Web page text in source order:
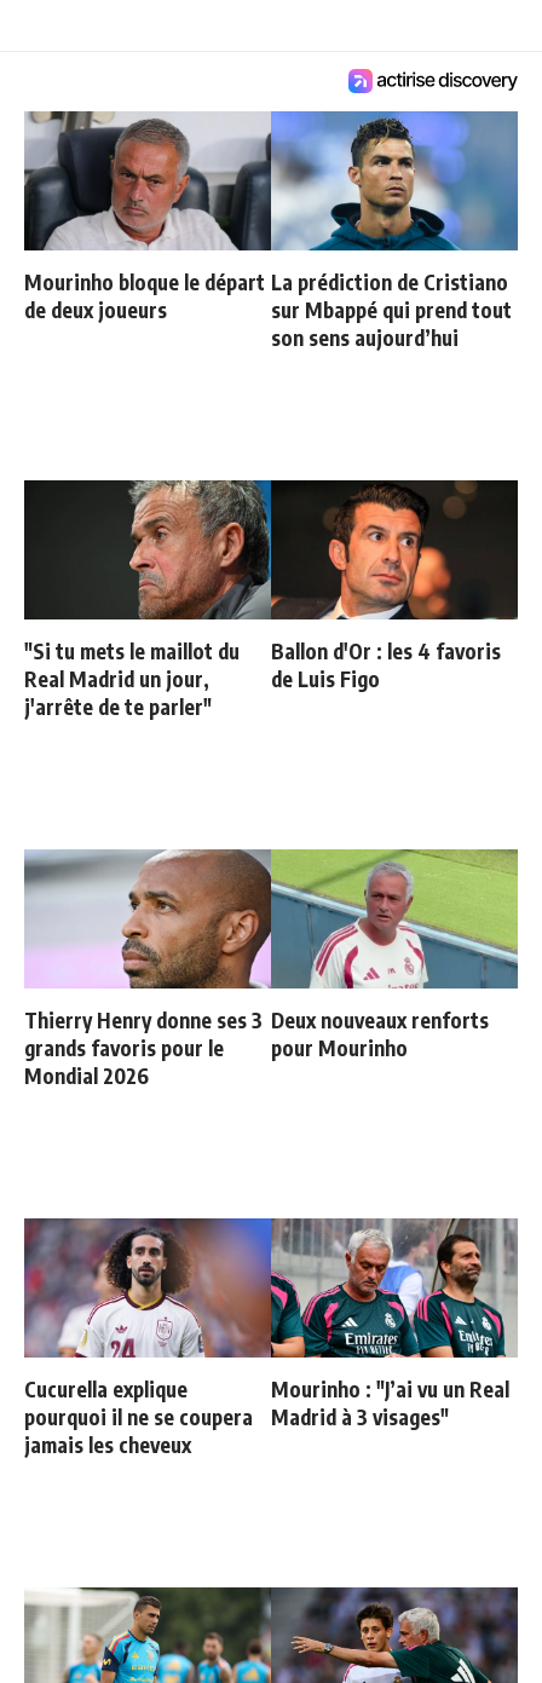
Mourinho bloque le départ
de deux joueurs
La prédiction de Cristiano
sur Mbappé qui prend tout
son sens aujourd’hui
"Si tu mets le maillot du
Real Madrid un jour,
j'arrête de te parler"
Ballon d'Or : les 4 favoris
de Luis Figo
Thierry Henry donne ses 3
grands favoris pour le
Mondial 2026
Deux nouveaux renforts
pour Mourinho
Cucurella explique
pourquoi il ne se coupera
jamais les cheveux
Mourinho : "J’ai vu un Real
Madrid à 3 visages"